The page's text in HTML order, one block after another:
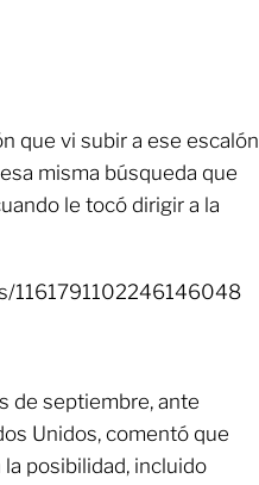
que vi subir a ese escalón
misma búsqueda que
le tocó dirigir a la
1161791102246146048
de septiembre, ante
Unidos, comentó que
posibilidad, incluido